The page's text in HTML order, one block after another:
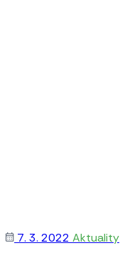
7. 3. 2022 Aktuality